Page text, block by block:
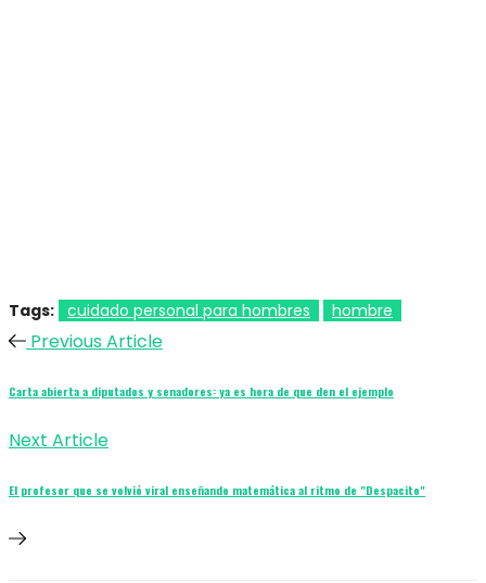
Tags: cuidado personal para hombres hombre
Previous Article
Carta abierta a diputados y senadores: ya es hora de que den el ejemplo
Next Article
El profesor que se volvió viral enseñando matemática al ritmo de "Despacito"